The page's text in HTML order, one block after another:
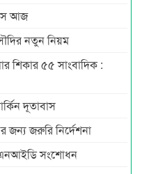
আজ
নতুন নিয়ম
শিকার ৫৫ সাংবাদিক :
দূতাবাস
জরুরি নির্দেশনা
এনআইডি সংশোধন